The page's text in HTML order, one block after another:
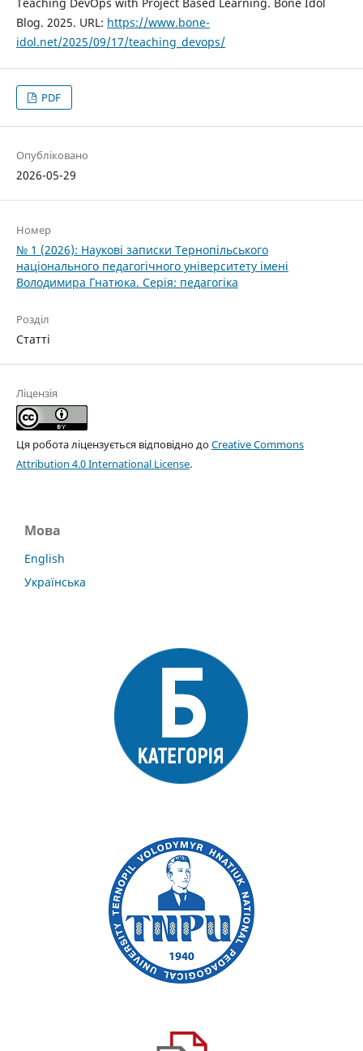
Teaching DevOps with Project Based Learning. Bone Idol
Blog. 2025. URL: https://www.bone-
idol.net/2025/09/17/teaching_devops/
PDF
Опубліковано
2026-05-29
Номер
№ 1 (2026): Наукові записки Тернопільського
національного педагогічного університету імені
Володимира Гнатюка. Серія: педагогіка
Розділ
Статті
Ліцензія
Ця робота ліцензується відповідно доCreative Commons
Attribution 4.0 International License.
Мова
English
Українська